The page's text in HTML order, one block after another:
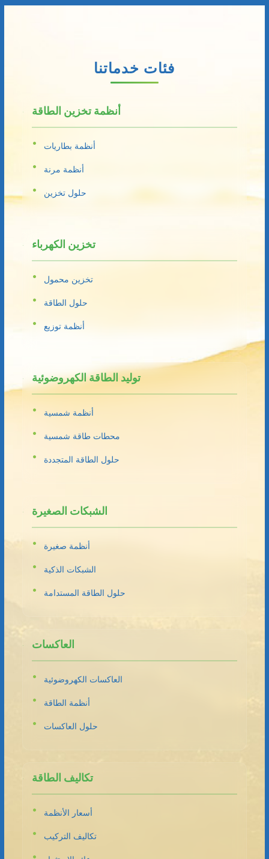
فئات خدماتنا
أنظمة تخزين الطاقة
أنظمة بطاريات
أنظمة مرنة
حلول تخزين
تخزين الكهرباء
تخزين محمول
حلول الطاقة
أنظمة توزيع
توليد الطاقة الكهروضوئية
أنظمة شمسية
محطات طاقة شمسية
حلول الطاقة المتجددة
الشبكات الصغيرة
أنظمة صغيرة
الشبكات الذكية
حلول الطاقة المستدامة
العاكسات
العاكسات الكهروضوئية
أنظمة الطاقة
حلول العاكسات
تكاليف الطاقة
أسعار الأنظمة
تكاليف التركيب